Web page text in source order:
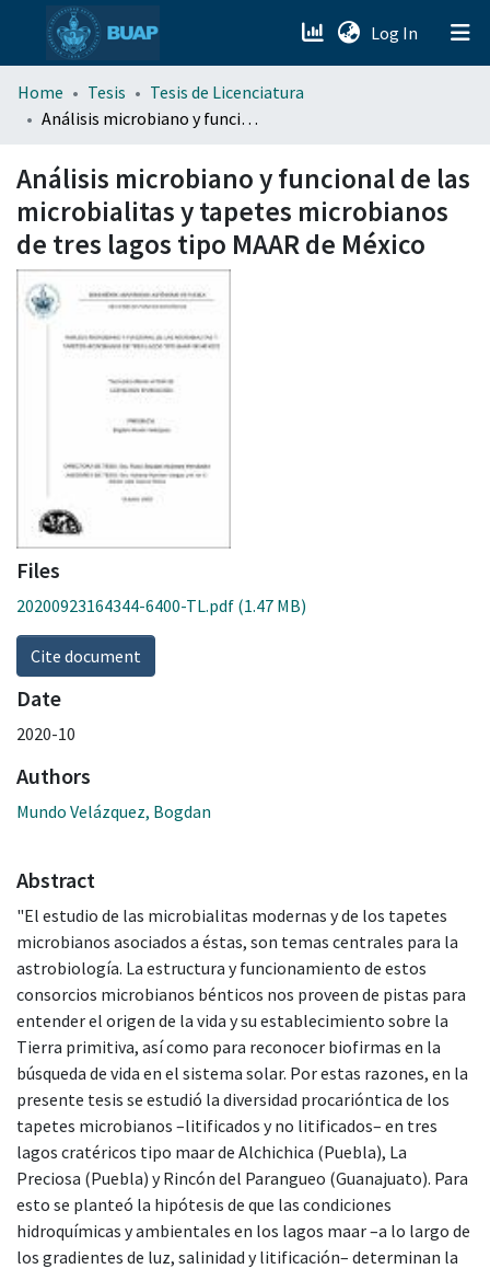
Log In (current)
menu.section.about_menu
Home Tesis
Tesis de Licenciatura
Análisis microbiano y funcional de las microbialitas y tapetes microbianos de tres lagos tipo MAAR de México
Análisis microbiano y funcional de las
microbialitas y tapetes microbianos
de tres lagos tipo MAAR de México
Files
20200923164344-6400-TL.pdf (1.47 MB)
Cite document
Date
2020-10
Authors
Mundo Velázquez, Bogdan
Abstract
"El estudio de las microbialitas modernas y de los tapetes
microbianos asociados a éstas, son temas centrales para la
astrobiología. La estructura y funcionamiento de estos
consorcios microbianos bénticos nos proveen de pistas para
entender el origen de la vida y su establecimiento sobre la
Tierra primitiva, así como para reconocer biofirmas en la
búsqueda de vida en el sistema solar. Por estas razones, en la
presente tesis se estudió la diversidad procarióntica de los
tapetes microbianos –litificados y no litificados– en tres
lagos cratéricos tipo maar de Alchichica (Puebla), La
Preciosa (Puebla) y Rincón del Parangueo (Guanajuato). Para
esto se planteó la hipótesis de que las condiciones
hidroquímicas y ambientales en los lagos maar –a lo largo de
los gradientes de luz, salinidad y litificación– determinan la